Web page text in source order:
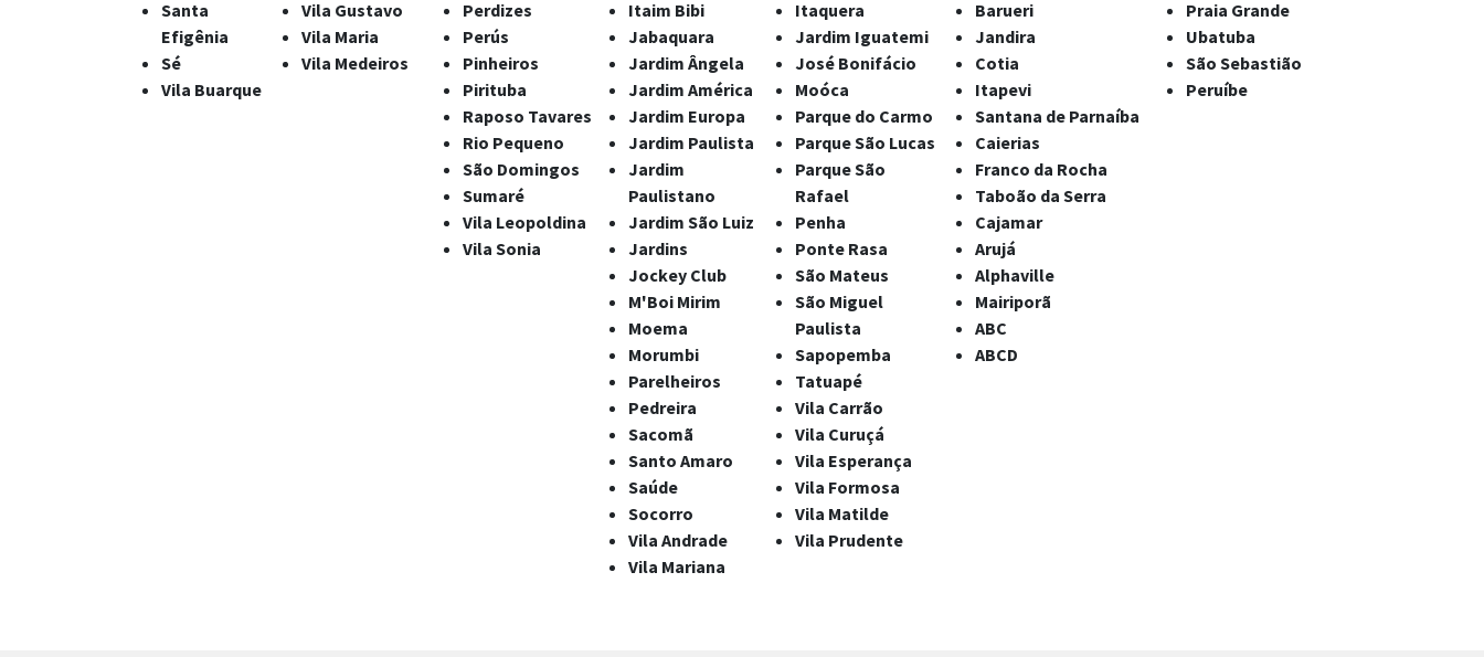
Santa
Efigênia
Sé
Vila Buarque
Vila Gustavo
Vila Maria
Vila Medeiros
Perdizes
Perús
Pinheiros
Pirituba
Raposo Tavares
Rio Pequeno
São Domingos
Sumaré
Vila Leopoldina
Vila Sonia
Itaim Bibi
Jabaquara
Jardim Ângela
Jardim América
Jardim Europa
Jardim Paulista
Jardim
Paulistano
Jardim São Luiz
Jardins
Jockey Club
M'Boi Mirim
Moema
Morumbi
Parelheiros
Pedreira
Sacomã
Santo Amaro
Saúde
Socorro
Vila Andrade
Vila Mariana
Itaquera
Jardim Iguatemi
José Bonifácio
Moóca
Parque do Carmo
Parque São Lucas
Parque São
Rafael
Penha
Ponte Rasa
São Mateus
São Miguel
Paulista
Sapopemba
Tatuapé
Vila Carrão
Vila Curuçá
Vila Esperança
Vila Formosa
Vila Matilde
Vila Prudente
Barueri
Jandira
Cotia
Itapevi
Santana de Parnaíba
Caierias
Franco da Rocha
Taboão da Serra
Cajamar
Arujá
Alphaville
Mairiporã
ABC
ABCD
Praia Grande
Ubatuba
São Sebastião
Peruíbe